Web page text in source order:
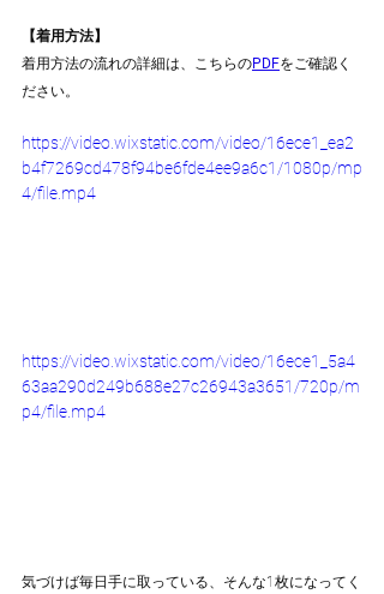
【着用方法】
着用方法の流れの詳細は、こちらのPDFをご確認く
ださい。
https://video.wixstatic.com/video/16ece1_ea2
b4f7269cd478f94be6fde4ee9a6c1/1080p/mp
4/file.mp4
https://video.wixstatic.com/video/16ece1_5a4
63aa290d249b688e27c26943a3651/720p/m
p4/file.mp4
気づけば毎日手に取っている、そんな1枚になってく